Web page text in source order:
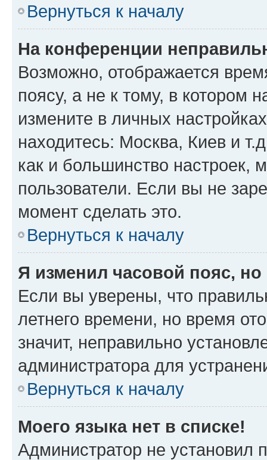
Вернуться к началу
На конференции
Возможно, отображается
поясу, а не к тому, в котором
измените в личных
находитесь: Москва, Киев и
как и большинство настроек,
пользователи. Если вы не
момент сделать это.
Вернуться к началу
Я изменил часовой пояс,
Если вы уверены, что
летнего времени, но время
значит, неправильно
администратора для
Вернуться к началу
Моего языка нет в списке!
Администратор не установил